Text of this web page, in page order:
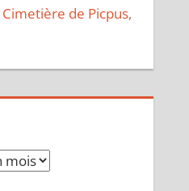
Cimetière de Picpus,